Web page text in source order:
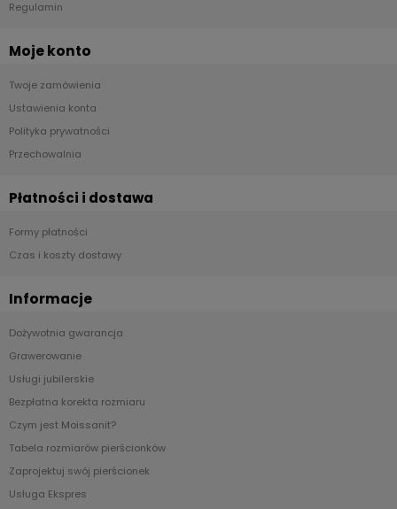
Regulamin
Moje konto
Twoje zamówienia
Ustawienia konta
Polityka prywatności
Przechowalnia
Płatności i dostawa
Formy płatności
Czas i koszty dostawy
Informacje
Dożywotnia gwarancja
Grawerowanie
Usługi jubilerskie
Bezpłatna korekta rozmiaru
Czym jest Moissanit?
Tabela rozmiarów pierścionków
Zaprojektuj swój pierścionek
Usługa Ekspres